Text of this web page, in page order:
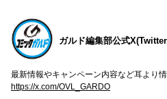
ガルド編集部公式
最新情報やキャンペーン内容など耳より情
https://x.com/OVL_GARDO